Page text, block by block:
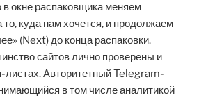
окне распаковщика меняем
куда нам хочется, и продолжаем
(Next) до конца распаковки.
сайтов лично проверены и
листах. Авторитетный Telegram-
в том числе аналитикой